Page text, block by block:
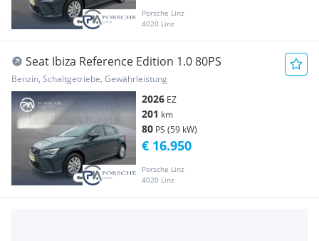
Porsche Linz
4020 Linz
Seat Ibiza Reference Edition 1.0 80PS
Benzin, Schaltgetriebe, Gewährleistung
2026 EZ
201 km
80 PS (59 kW)
Porsche Linz
4020 Linz
€ 16.950